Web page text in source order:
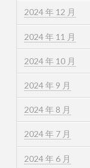
2024 年 12 月
2024 年 11 月
2024 年 10 月
2024 年 9 月
2024 年 8 月
2024 年 7 月
2024 年 6 月